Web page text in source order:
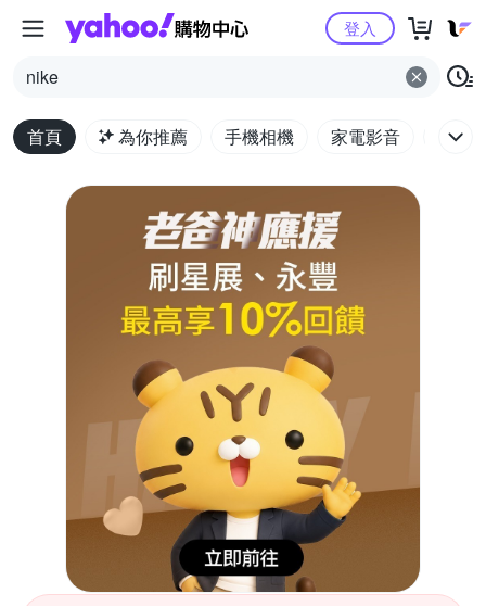
Yahoo購物中心
nike
登入
首頁 為你推薦 手機相機 家電影音 電腦